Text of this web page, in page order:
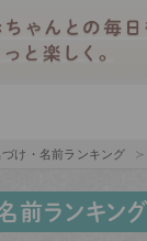
け・名前ランキング
前ランキン